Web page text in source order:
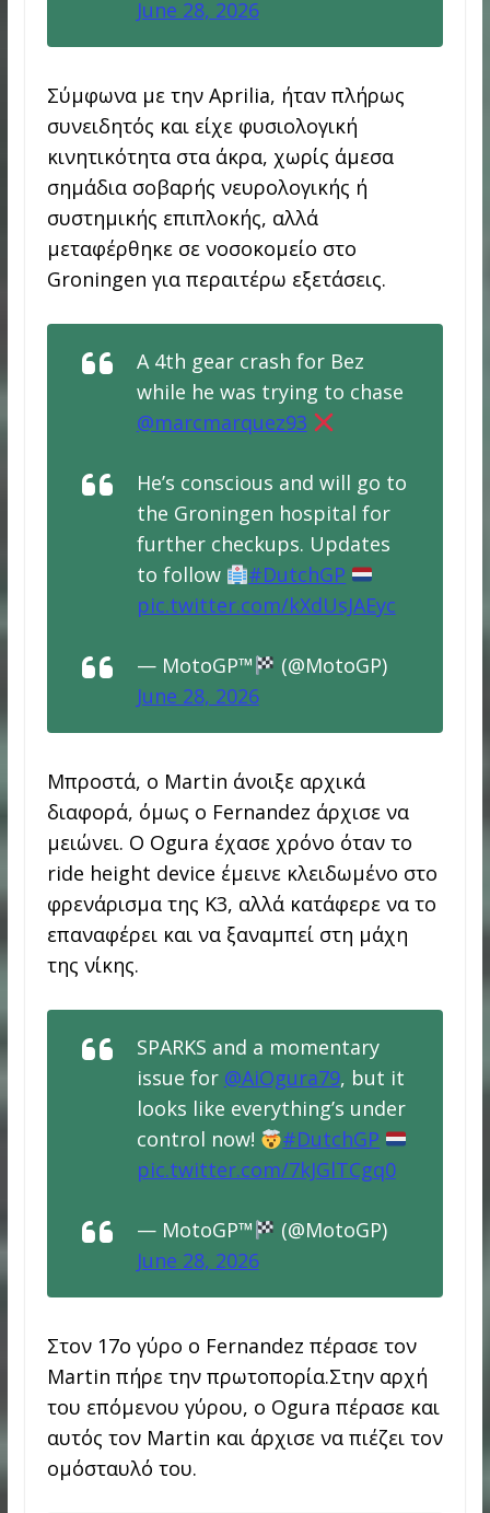
June 28, 2026
Σύμφωνα με την Aprilia, ήταν πλήρως
συνειδητός και είχε φυσιολογική
κινητικότητα στα άκρα, χωρίς άμεσα
σημάδια σοβαρής νευρολογικής ή
συστημικής επιπλοκής, αλλά
μεταφέρθηκε σε νοσοκομείο στο
Groningen για περαιτέρω εξετάσεις.
A 4th gear crash for Bez
while he was trying to chase
@marcmarquez93
He’s conscious and will go to
the Groningen hospital for
further checkups. Updates
to follow
#DutchGP
pic.twitter.com/kXdUsJAEyc
— MotoGP™
(@MotoGP)
June 28, 2026
Μπροστά, ο Martin άνοιξε αρχικά
διαφορά, όμως ο Fernandez άρχισε να
μειώνει. Ο Ogura έχασε χρόνο όταν το
ride height device έμεινε κλειδωμένο στο
φρενάρισμα της Κ3, αλλά κατάφερε να το
επαναφέρει και να ξαναμπεί στη μάχη
της νίκης.
SPARKS and a momentary
issue for @AiOgura79, but it
looks like everything’s under
control now!
#DutchGP
pic.twitter.com/7kJGlTCgq0
— MotoGP™
(@MotoGP)
June 28, 2026
Στον 17ο γύρο ο Fernandez πέρασε τον
Martin πήρε την πρωτοπορία.Στην αρχή
του επόμενου γύρου, ο Ogura πέρασε και
αυτός τον Martin και άρχισε να πιέζει τον
ομόσταυλό του.